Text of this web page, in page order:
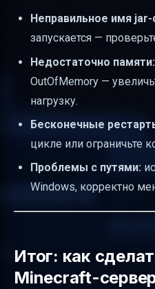
Неправильное имя
запускается —
Недостаточно памяти:
OutOfMemory —
нагрузку.
Бесконечные
цикле или ограничьте
Проблемы с путями:
Windows, корректно
Итог: как
Minecraft-